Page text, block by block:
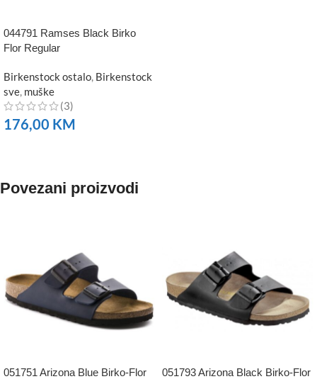
044791 Ramses Black Birko
Flor Regular
Birkenstock ostalo Birkenstock
sve muške
(3)
176,00 KM
Povezani proizvodi
051751 Arizona Blue Birko-Flor
051793 Arizona Black Birko-Flor